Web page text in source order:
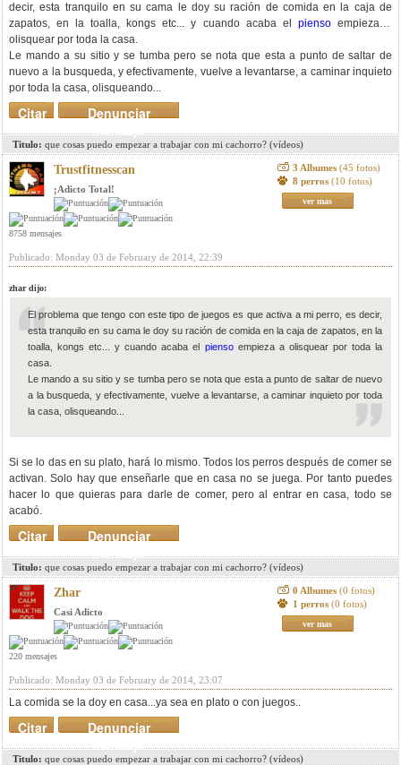
decir, esta tranquilo en su cama le doy su ración de comida en la caja de
zapatos, en la toalla, kongs etc... y cuando acaba el piensoempieza a
olisquear por toda la casa.
Le mando a su sitio y se tumba pero se nota que esta a punto de saltar de
nuevo a la busqueda, y efectivamente, vuelve a levantarse, a caminar inquieto
por toda la casa, olisqueando...
Denunciar
mensaje
Citar
Titulo: que cosas puedo empezar a trabajar con mi cachorro? (vídeos)
Trustfitnesscan
¡Adicto Total!
8758 mensajes
3 Albumes (45 fotos)
8 perros (10 fotos)
ver mas
Publicado: Monday 03 de February de 2014, 22:39
zhar dijo:
El problema que tengo con este tipo de juegos es que activa a mi perro, es decir,
esta tranquilo en su cama le doy su ración de comida en la caja de zapatos, en la
toalla, kongs etc... y cuando acaba el piensoempieza a olisquear por toda la
casa.
Le mando a su sitio y se tumba pero se nota que esta a punto de saltar de nuevo
a la busqueda, y efectivamente, vuelve a levantarse, a caminar inquieto por toda
la casa, olisqueando...
Si se lo das en su plato, hará lo mismo. Todos los perros después de comer se
activan. Solo hay que enseñarle que en casa no se juega. Por tanto puedes
hacer lo que quieras para darle de comer, pero al entrar en casa, todo se
acabó.
Denunciar
mensaje
Citar
Titulo: que cosas puedo empezar a trabajar con mi cachorro? (vídeos)
Zhar
Casi Adicto
220 mensajes
0 Albumes (0 fotos)
1 perros (0 fotos)
ver mas
Publicado: Monday 03 de February de 2014, 23:07
La comida se la doy en casa...ya sea en plato o con juegos..
Denunciar
mensaje
Citar
Titulo: que cosas puedo empezar a trabajar con mi cachorro? (vídeos)